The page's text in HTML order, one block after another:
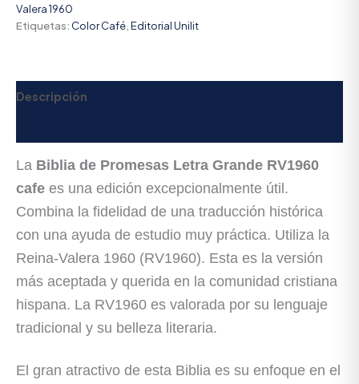
Valera 1960
Etiquetas: Color Café Editorial Unilit
Descripción
La Biblia de Promesas Letra Grande RV1960
cafe es una edición excepcionalmente útil.
Combina la fidelidad de una traducción histórica
con una ayuda de estudio muy práctica. Utiliza la
Reina-Valera 1960 (RV1960). Esta es la versión
más aceptada y querida en la comunidad cristiana
hispana. La RV1960 es valorada por su lenguaje
tradicional y su belleza literaria.
El gran atractivo de esta Biblia es su enfoque en el